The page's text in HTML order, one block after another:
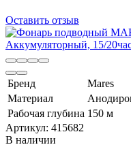
Оставить отзыв
Бренд
Mares
Материал
Рабочая глубина 150 м
Артикул: 415682
В наличии